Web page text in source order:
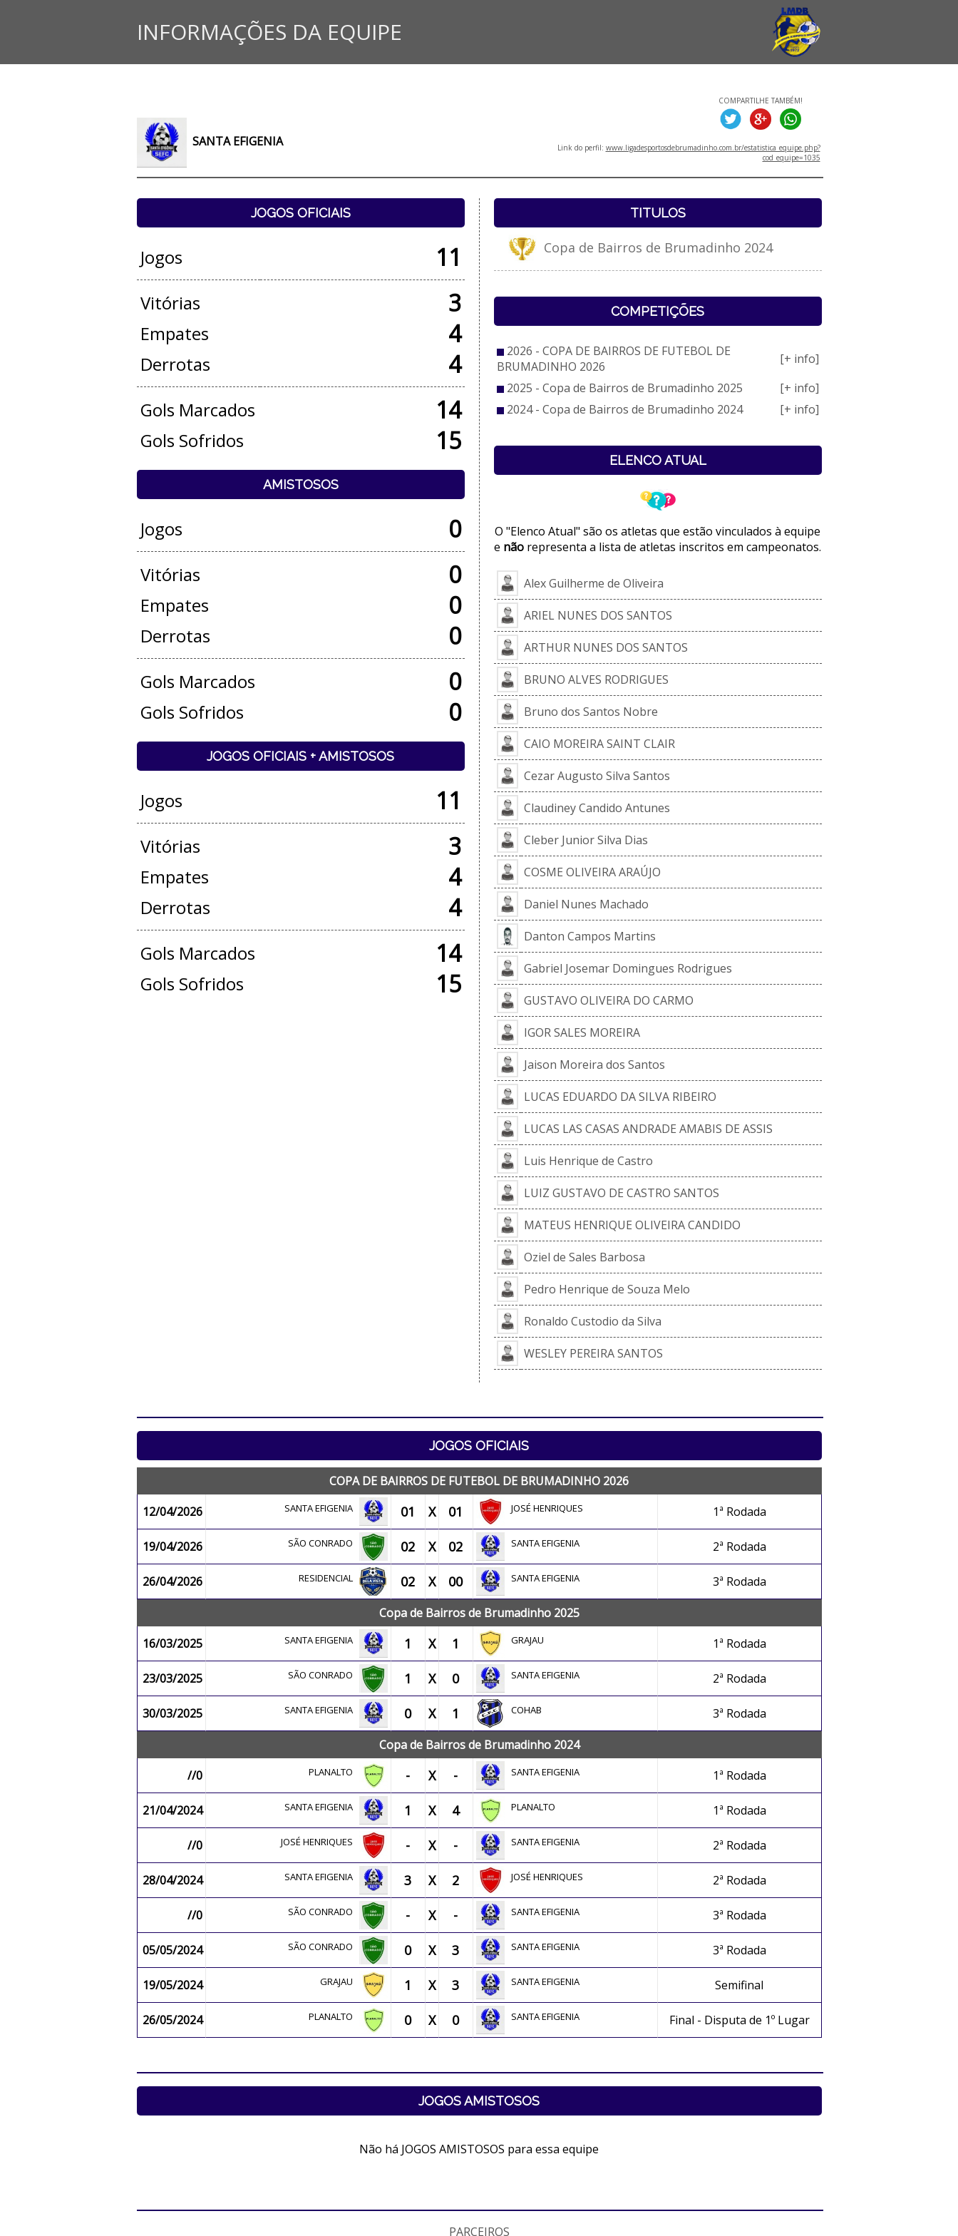
INFORMAÇÕES DA EQUIPE
SANTA EFIGENIA
COMPARTILHE TAMBÉM!
Link do perfil: www.ligadesportosdebrumadinho.com.br/estatistica_equipe.php?
cod_equipe=1035
JOGOS OFICIAIS
Jogos 11
Vitórias 3
Empates 4
Derrotas 4
Gols Marcados 14
Gols Sofridos 15
AMISTOSOS
Jogos 0
Vitórias 0
Empates 0
Derrotas 0
Gols Marcados 0
Gols Sofridos 0
JOGOS OFICIAIS + AMISTOSOS
Jogos 11
Vitórias 3
Empates 4
Derrotas 4
Gols Marcados 14
Gols Sofridos 15
TITULOS
Copa de Bairros de Brumadinho 2024
COMPETIÇÕES
2026 - COPA DE BAIRROS DE FUTEBOL DE
BRUMADINHO 2026
[+ info]
2025 - Copa de Bairros de Brumadinho 2025
[+ info]
2024 - Copa de Bairros de Brumadinho 2024
[+ info]
ELENCO ATUAL
O "Elenco Atual" são os atletas que estão vinculados à equipe
e não representa a lista de atletas inscritos em campeonatos.
Alex Guilherme de Oliveira
ARIEL NUNES DOS SANTOS
ARTHUR NUNES DOS SANTOS
BRUNO ALVES RODRIGUES
Bruno dos Santos Nobre
CAIO MOREIRA SAINT CLAIR
Cezar Augusto Silva Santos
Claudiney Candido Antunes
Cleber Junior Silva Dias
COSME OLIVEIRA ARAÚJO
Daniel Nunes Machado
Danton Campos Martins
Gabriel Josemar Domingues Rodrigues
GUSTAVO OLIVEIRA DO CARMO
IGOR SALES MOREIRA
Jaison Moreira dos Santos
LUCAS EDUARDO DA SILVA RIBEIRO
LUCAS LAS CASAS ANDRADE AMABIS DE ASSIS
Luis Henrique de Castro
LUIZ GUSTAVO DE CASTRO SANTOS
MATEUS HENRIQUE OLIVEIRA CANDIDO
Oziel de Sales Barbosa
Pedro Henrique de Souza Melo
Ronaldo Custodio da Silva
WESLEY PEREIRA SANTOS
JOGOS OFICIAIS
COPA DE BAIRROS DE FUTEBOL DE BRUMADINHO 2026
12/04/2026
SANTA EFIGENIA 01 X 01 JOSÉ HENRIQUES 1ª Rodada
19/04/2026 SÃO CONRADO 02 X 02 SANTA EFIGENIA 2ª Rodada
26/04/2026 RESIDENCIAL 02 X 00 SANTA EFIGENIA
3ª Rodada
Copa de Bairros de Brumadinho 2025
16/03/2025
SANTA EFIGENIA 1 X 1 GRAJAU 1ª Rodada
23/03/2025 SÃO CONRADO 1 X 0 SANTA EFIGENIA 2ª Rodada
30/03/2025 SANTA EFIGENIA 0 X 1 COHAB
3ª Rodada
Copa de Bairros de Brumadinho 2024
//0
PLANALTO - X - SANTA EFIGENIA 1ª Rodada
21/04/2024 SANTA EFIGENIA 1 X 4 PLANALTO 1ª Rodada
//0 JOSÉ HENRIQUES - X - SANTA EFIGENIA 2ª Rodada
28/04/2024 SANTA EFIGENIA 3 X 2 JOSÉ HENRIQUES 2ª Rodada
//0 SÃO CONRADO - X - SANTA EFIGENIA 3ª Rodada
05/05/2024 SÃO CONRADO 0 X 3 SANTA EFIGENIA 3ª Rodada
19/05/2024 GRAJAU 1 X 3 SANTA EFIGENIA Semifinal
26/05/2024 PLANALTO 0 X 0 SANTA EFIGENIA Final - Disputa de 1º Lugar
JOGOS AMISTOSOS
Não há JOGOS AMISTOSOS para essa equipe
PARCEIROS